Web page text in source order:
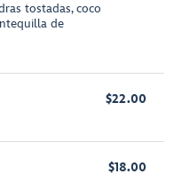
tostadas, coco
de
$22.00
$18.00